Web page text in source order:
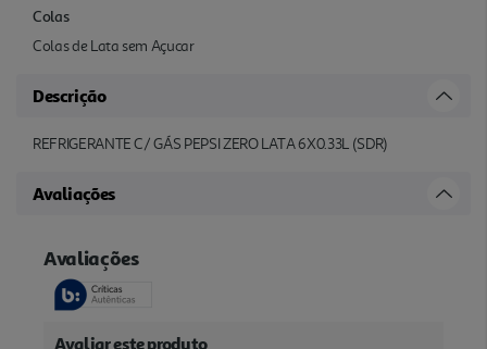
Colas
Colas de Lata sem Açucar
Descrição
REFRIGERANTE C/ GÁS PEPSI ZERO LATA 6X0.33L (SDR)
Avaliações